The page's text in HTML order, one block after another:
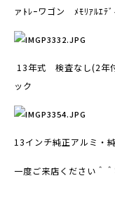
ァﾄﾚｰワゴン ﾒﾓﾘｱﾙｴﾃ
13年式 検査なし(2
ック
13インチ純正アルミ・
一度ご来店ください＾